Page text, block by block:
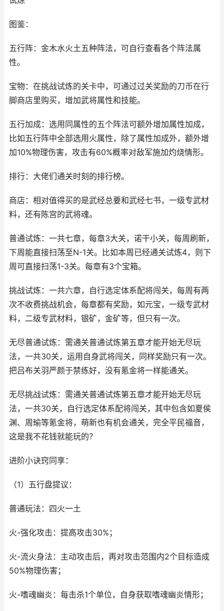
图鉴：
五行阵：金木水火土五种阵法，可自行查看各个阵法属
性。
宝物：在挑战试炼的关卡中，可通过过关奖励的刀币在行
脚商店里购买，增加武将属性和技能。
五行加成：选用同属性的五个阵法可额外增加属性加成，
比如五行阵中全部选用火属性，除了属性加成外，额外增
加10%物理伤害，攻击有60%概率对敌军施加灼烧情形。
排行：大佬们通关时刻的排行榜。
商店：相对值得买的是武经总要和武经七书，一级专武材
料，还有陈宫的武将魂。
普通试炼：一共七章，每章3大关，诺干小关，每周刷新，
下周能直接扫荡至N-1关。比如本周已经通关试炼4，则下
周可直接扫荡1-3关。每章有3个宝箱。
挑战试炼：一共六章，自行选定体系配将闯关，每周有两
次不收费挑战机会，每章都有奖励，如元宝，一级专武材
料，二级专武材料，银矿，金矿等，但只有一次。
无尽普通试炼：需通关普通试炼第五章才能开始无尽玩
法，一共30关，运用自身武将闯关，同样奖励只有一次。
把吕布关羽严颜于禁练好，没有氪金将一样能通关。
无尽挑战试炼：需通关普通试炼第五章才能开始无尽玩
法，一共30关，自行选定体系配将闯关，其中包含如夏侯
渊、周瑜等氪金将，萌新也有机会通关，完全平民福音，
这是我不花钱就能玩的？
进阶小诀窍同享：
（1）五行盘提议：
普通玩法：四火一土
火-强化攻击：提高攻击30%；
火-流火身法：主动攻击后，再对攻击范围内2个目标造成
50%物理伤害；
火-嗜魂幽炎：每击杀1个单位，自身获取嗜魂幽炎情形；